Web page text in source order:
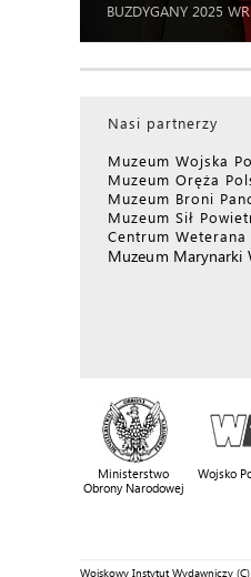
BUZDYGANY 2025
Nasi partnerzy
Muzeum Wojska
Muzeum Oręża
Muzeum Broni
Muzeum Sił
Centrum Weterana
Muzeum Marynarki
Ministerstwo
Obrony Narodowej
Wojsko
Wojskowy Instytut Wydawniczy (C)